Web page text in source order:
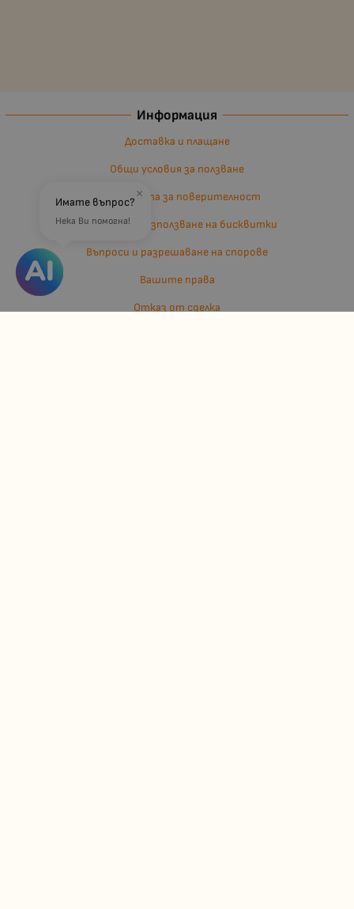
Информация
Доставка и плащане
Общи условия за ползване
Политиката за поверителност
Политика за използване на бисквитки
Въпроси и разрешаване на спорове
Вашите права
Отказ от сделка
×
Имате въпрос?
Нека Ви помогна!